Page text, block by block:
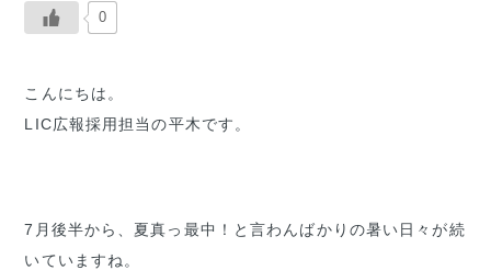
0
こんにちは。
LIC広報採用担当の平木です。
7月後半から、夏真っ最中！と言わんばかりの暑い日々が続
いていますね。